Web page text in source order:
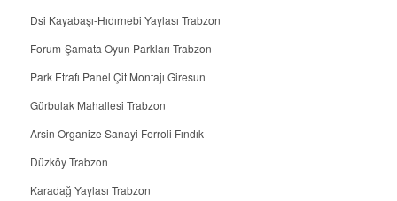
Dsi Kayabaşı-Hıdırnebi Yaylası Trabzon
Forum-Şamata Oyun Parkları Trabzon
Park Etrafı Panel Çit Montajı Giresun
Gürbulak Mahallesi Trabzon
Arsin Organize Sanayi Ferroli Fındık
Düzköy Trabzon
Karadağ Yaylası Trabzon